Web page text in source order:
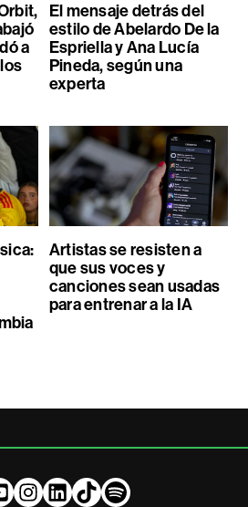
a
El mensaje detrás del
estilo de Abelardo De la
Espriella y Ana Lucía
Pineda, según una
experta
Artistas se resisten a
que sus voces y
canciones sean usadas
para entrenar a la IA